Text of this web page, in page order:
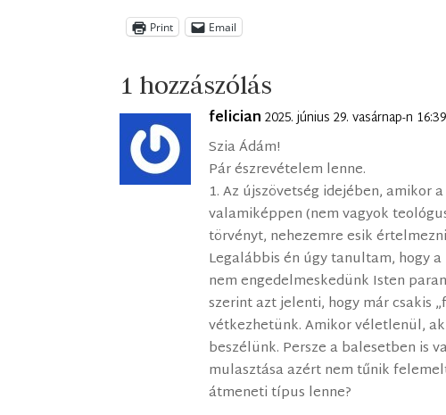
Print Email
1 hozzászólás
felician 2025. június 29. vasárnap-n
Szia Ádám!
Pár észrevételem lenne.
1. Az újszövetség idejében, amikor
valamiképpen (nem vagyok
törvényt, nehezemre esik
Legalábbis én úgy tanultam, hogy
nem engedelmeskedünk Isten
szerint azt jelenti, hogy már csakis
vétkezhetünk. Amikor véletlenül,
beszélünk. Persze a balesetben is
mulasztása azért nem tűnik
átmeneti típus lenne?